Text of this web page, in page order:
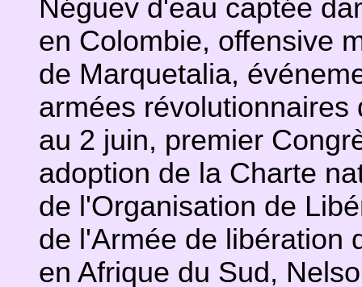
Néguev d'eau captée
en Colombie, offensive
de Marquetalia,
armées
au 2 juin, premier
adoption de la Charte
de l'Organisation de
de l'Armée de libération
en Afrique du Sud,